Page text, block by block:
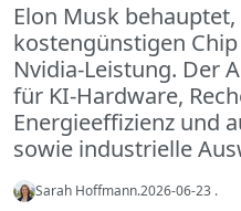
Elon Musk
kostengünstigen
Nvidia-Leistung. Der
für KI-Hardware,
Energieeffizienz und
sowie industrielle
Sarah Hoffmann.2026-06-23 .